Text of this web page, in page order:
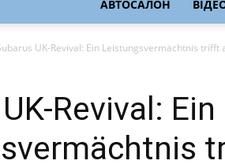
АВТОСАЛОН
UK-Revival: Ein Leistungsvermächtnis
Revival: Ein